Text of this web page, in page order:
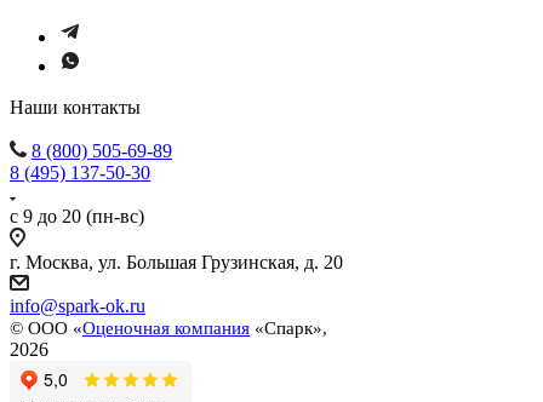
Наши контакты
8 (800) 505-69-89
8 (495) 137-50-30
с 9 до 20 (пн-вс)
г. Москва, ул. Большая Грузинская, д. 20
info@spark-ok.ru
© ООО «Оценочная компания «Спарк»,
2026